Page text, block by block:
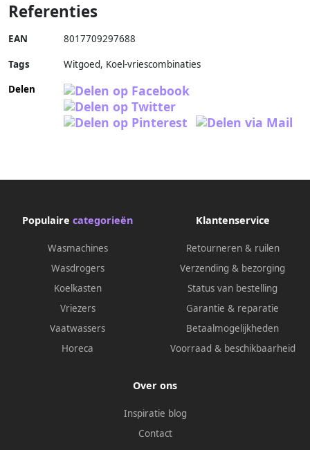
Referenties
EAN 8017709297688
Tags
Witgoed, Koel-vriescombinaties
Delen
Populaire categorieën
Wasmachines
Wasdrogers
Koelkasten
Vriezers
Vaatwassers
Horeca
Klantenservice
Retourneren & ruilen
Verzending & bezorging
Status van bestelling
Garantie & reparatie
Betaalmogelijkheden
Voorraad & beschikbaarheid
Over ons
Inspiratie blog
Contact